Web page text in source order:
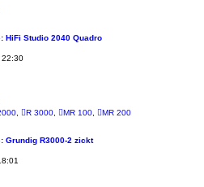
HiFi Studio 2040 Quadro
22:30
R 3000 MR 100
MR 200
Grundig R3000-2 zickt